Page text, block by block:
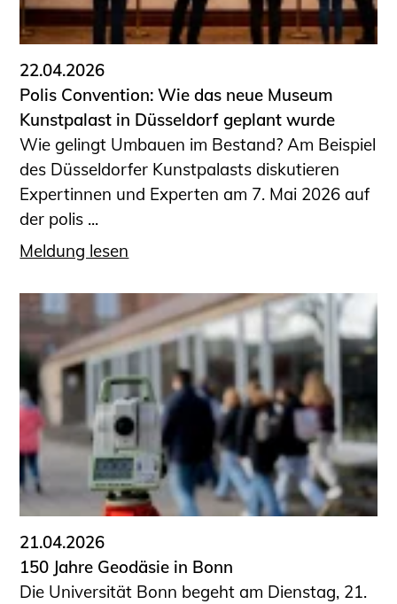
Informationen für Fortbildungsträger
Anträge, Anzeigen, Formulare
Fortbildung/Seminare
Informationen für Ingenieurinnen
und Ingenieure
Recht
Planungswettbewerbe
Publikationen
Stellenbörse
Staatlich anerkannte Sachverständige
Sachverständige
Prüfsachverständige
Qualifizierte Tragwerksplaner/-innen
Bauvorlageberechtigte
Sachkundige für Zustands- und
Funktionsprüfung privater
Abwasserleitungen
Vereinbarungen mit
Ingenieurkammern
Büronachfolge
Zusatzqualifikationen
Geschützter Bereich
22.04.2026
Polis Convention: Wie das neue Museum
Kunstpalast in Düsseldorf geplant wurde
Wie gelingt Umbauen im Bestand? Am Beispiel
des Düsseldorfer Kunstpalasts diskutieren
Expertinnen und Experten am 7. Mai 2026 auf
der polis ...
Meldung lesen
21.04.2026
150 Jahre Geodäsie in Bonn
Die Universität Bonn begeht am Dienstag, 21.